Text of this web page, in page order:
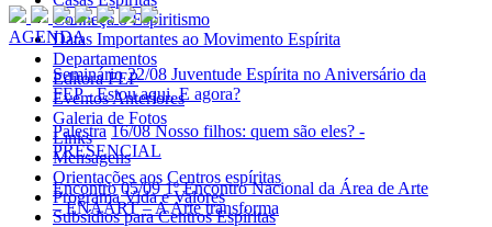
Conheça o Espiritismo
Datas Importantes ao Movimento Espírita
Departamentos
Editora FEP
Eventos Anteriores
Galeria de Fotos
Links
Mensagens
Orientações aos Centros espíritas
Programa Vida e Valores
Subsídios para Centros Espíritas
AGENDA
Seminário 22/08 Juventude Espírita no Aniversário da
FEP - Estou aqui. E agora?
Palestra 16/08 Nosso filhos: quem são eles? -
PRESENCIAL
Encontro 05/09 1º Encontro Nacional da Área de Arte
– ENAART – A Arte transforma